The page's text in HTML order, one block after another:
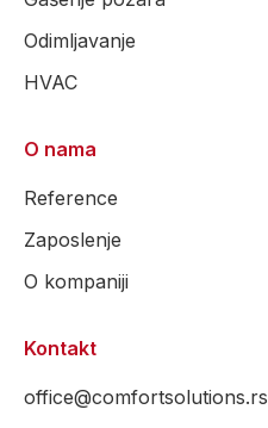
Odimljavanje
HVAC
O nama
Reference
Zaposlenje
O kompaniji
Kontakt
office@comfortsolutions.rs